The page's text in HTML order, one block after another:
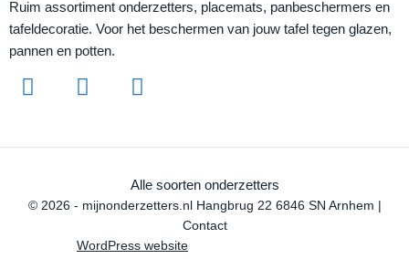
Ruim assortiment onderzetters, placemats, panbeschermers en
tafeldecoratie. Voor het beschermen van jouw tafel tegen glazen,
pannen en potten.
Alle soorten onderzetters
© 2026 - mijnonderzetters.nl Hangbrug 22 6846 SN Arnhem |
Contact
WordPress website